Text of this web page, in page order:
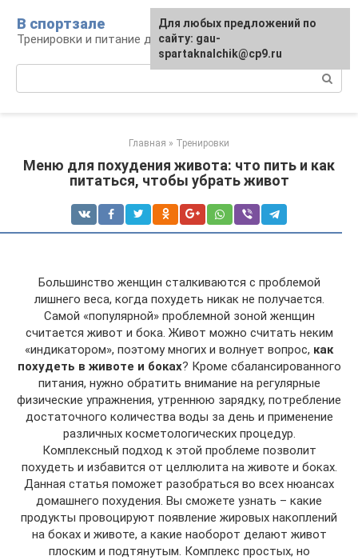
контенту
В спортзале
Тренировки и питание для здоровья
Главная » Тренировки
Меню для похудения живота: что пить и как
питаться, чтобы убрать живот
Большинство женщин сталкиваются с проблемой
лишнего веса, когда похудеть никак не получается.
Самой «популярной» проблемной зоной женщин
считается живот и бока. Живот можно считать неким
«индикатором», поэтому многих и волнует вопрос, как
похудеть в животе и боках? Кроме сбалансированного
питания, нужно обратить внимание на регулярные
физические упражнения, утреннюю зарядку, потребление
достаточного количества воды за день и применение
различных косметологических процедур.
Комплексный подход к этой проблеме позволит
похудеть и избавится от целлюлита на животе и боках.
Данная статья поможет разобраться во всех нюансах
домашнего похудения. Вы сможете узнать – какие
продукты провоцируют появление жировых накоплений
на боках и животе, а какие наоборот делают живот
плоским и подтянутым. Комплекс простых, но
Для любых предложений по
сайту: gau-
spartaknalchik@cp9.ru